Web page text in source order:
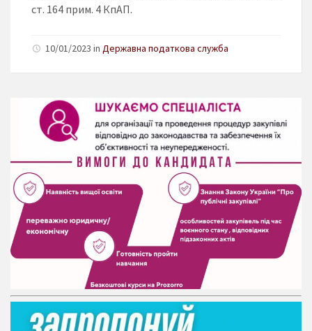
ст. 164 прим. 4 КпАП.
10/01/2023 in Державна податкова служба